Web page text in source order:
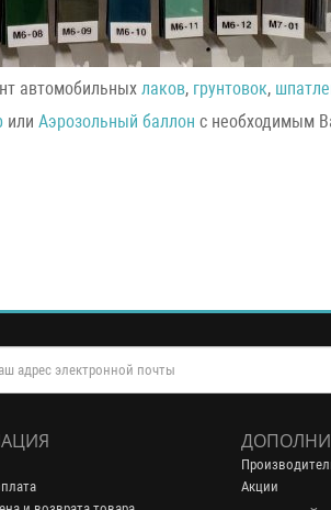
автомобильных лаков, грунтовок,
или Аэрозольный баллон с необходимым
Акции